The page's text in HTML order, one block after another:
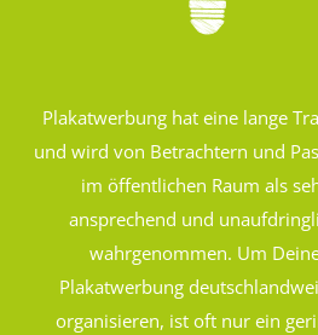
Plakatwerbung hat eine lange
und wird von Betrachtern und
im öffentlichen Raum als
ansprechend und
wahrgenommen. Um
Plakatwerbung
organisieren, ist oft nur ein